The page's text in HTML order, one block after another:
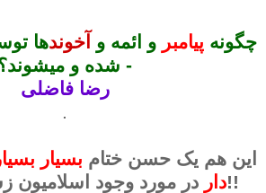
چگونه پیامبر و ائمه و آخوندها
شده و -
رضا فاضلی
.
این هم یک حسن ختام بسیار
داردر مورد وجود اسلامیون زشت در بهشت!!